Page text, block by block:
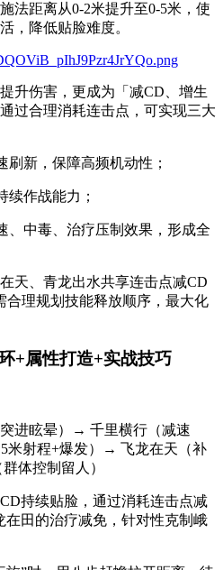
法距离从0-2米提升至0-5米，使
，降低贴脸难度。
升伤害，更成为「减CD、增生
过合理消耗连击点，可实现三大
新，保障高频机动性；
续作战能力；
、中毒、治疗压制效果，形成全
天、青龙出水共享连击点减CD
合理规划技能释放顺序，最大化
+属性打造+实战技巧
进眩晕）→ 千里横行（减速
米射程+爆发）→ 飞龙在天（补
体控制留人）
持续贴脸，通过消耗连击点减
田的治疗减免，针对性克制峨